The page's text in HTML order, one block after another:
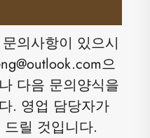
의사항이 있으시
으
다음 문의양식을
. 영업 담당자가
릴 것입니다.